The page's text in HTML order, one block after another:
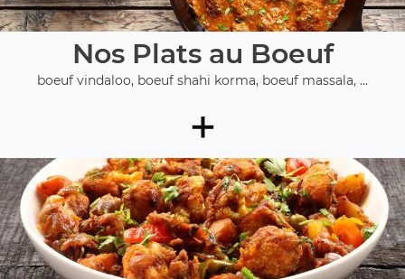
Nos Plats au Boeuf
boeuf vindaloo, boeuf shahi korma, boeuf massala, ...
+